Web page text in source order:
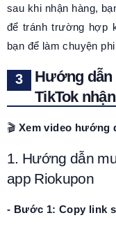
sau khi nhận hàng,
để tránh trường hợp
bạn để làm chuyện
Hướng dẫn
TikTok
🎬 Xem video hướng
1. Hướng dẫn
app Riokupon
- Bước 1: Copy link